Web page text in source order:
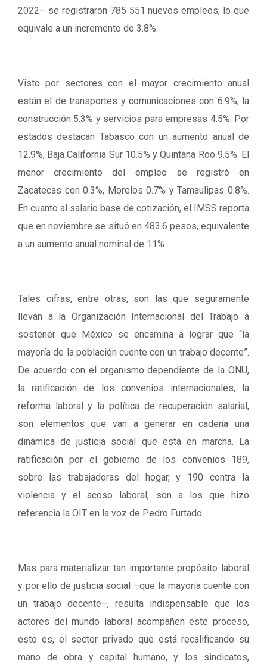
2022– se registraron 785 551 nuevos empleos, lo que
equivale a un incremento de 3.8%.
Visto por sectores con el mayor crecimiento anual
están el de transportes y comunicaciones con 6.9%; la
construcción 5.3% y servicios para empresas 4.5%. Por
estados destacan Tabasco con un aumento anual de
12.9%, Baja California Sur 10.5% y Quintana Roo 9.5%. El
menor crecimiento del empleo se registró en
Zacatecas con 0.3%, Morelos 0.7% y Tamaulipas 0.8%.
En cuanto al salario base de cotización, el IMSS reporta
que en noviembre se situó en 483.6 pesos, equivalente
a un aumento anual nominal de 11%.
Tales cifras, entre otras, son las que seguramente
llevan a la Organización Internacional del Trabajo a
sostener que México se encamina a lograr que “la
mayoría de la población cuente con un trabajo decente”.
De acuerdo con el organismo dependiente de la ONU,
la ratificación de los convenios internacionales, la
reforma laboral y la política de recuperación salarial,
son elementos que van a generar en cadena una
dinámica de justicia social que está en marcha. La
ratificación por el gobierno de los convenios 189,
sobre las trabajadoras del hogar, y 190 contra la
violencia y el acoso laboral, son a los que hizo
referencia la OIT en la voz de Pedro Furtado.
Mas para materializar tan importante propósito laboral
y por ello de justicia social –que la mayoría cuente con
un trabajo decente–, resulta indispensable que los
actores del mundo laboral acompañen este proceso,
esto es, el sector privado que está recalificando su
mano de obra y capital humano, y los sindicatos,